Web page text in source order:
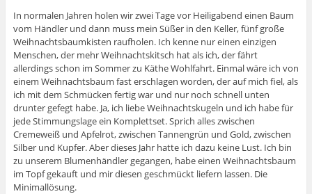
In normalen Jahren holen wir zwei Tage vor Heiligabend einen Baum
vom Händler und dann muss mein Süßer in den Keller, fünf große
Weihnachtsbaumkisten raufholen. Ich kenne nur einen einzigen
Menschen, der mehr Weihnachtskitsch hat als ich, der fährt
allerdings schon im Sommer zu Käthe Wohlfahrt. Einmal wäre ich von
einem Weihnachtsbaum fast erschlagen worden, der auf mich fiel, als
ich mit dem Schmücken fertig war und nur noch schnell unten
drunter gefegt habe. Ja, ich liebe Weihnachtskugeln und ich habe für
jede Stimmungslage ein Komplettset. Sprich alles zwischen
Cremeweiß und Apfelrot, zwischen Tannengrün und Gold, zwischen
Silber und Kupfer. Aber dieses Jahr hatte ich dazu keine Lust. Ich bin
zu unserem Blumenhändler gegangen, habe einen Weihnachtsbaum
im Topf gekauft und mir diesen geschmückt liefern lassen. Die
Minimallösung.